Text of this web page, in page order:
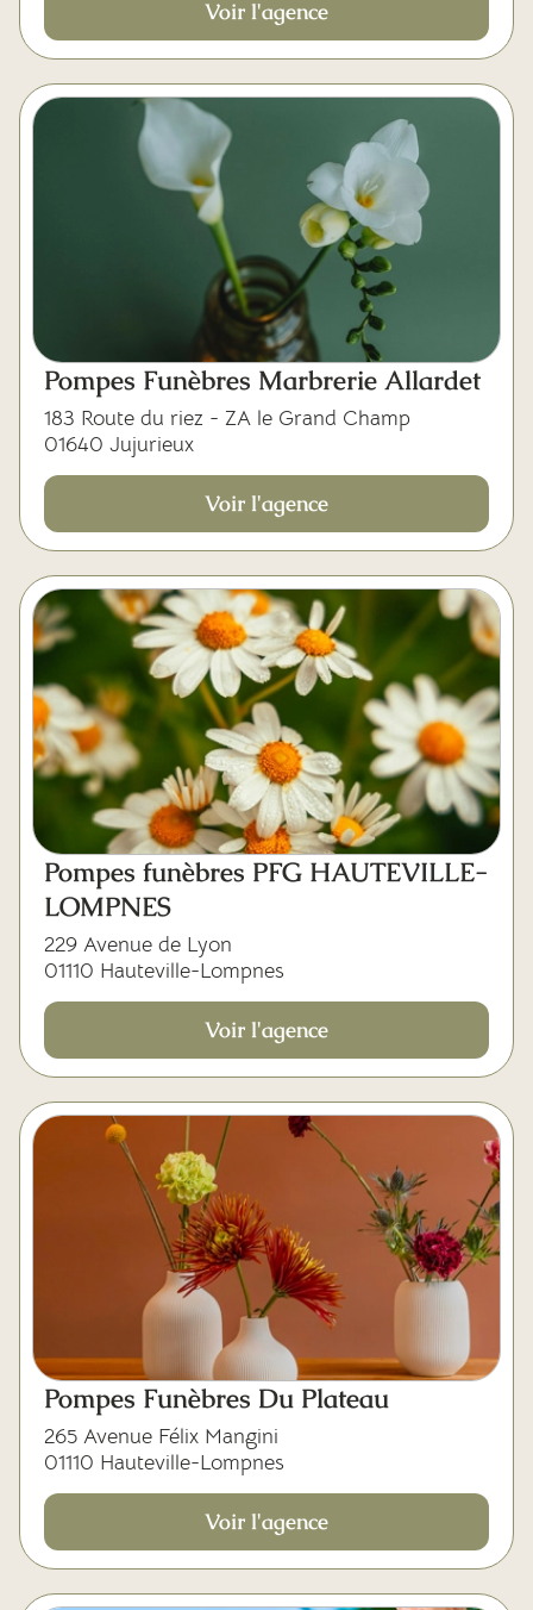
Voir l'agence
Pompes Funèbres Marbrerie Allardet
183 Route du riez - ZA le Grand Champ
01640 Jujurieux
Voir l'agence
Pompes funèbres PFG HAUTEVILLE-
LOMPNES
229 Avenue de Lyon
01110 Hauteville-Lompnes
Voir l'agence
Pompes Funèbres Du Plateau
265 Avenue Félix Mangini
01110 Hauteville-Lompnes
Voir l'agence